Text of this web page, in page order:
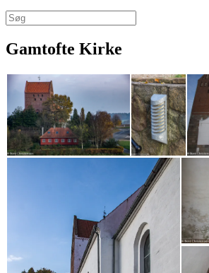
Søg
efter:
Gamtofte Kirke